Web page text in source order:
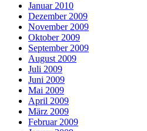
Januar 2010
Dezember 2009
November 2009
Oktober 2009
September 2009
August 2009
Juli 2009
Juni 2009
Mai 2009
April 2009
März 2009
Februar 2009